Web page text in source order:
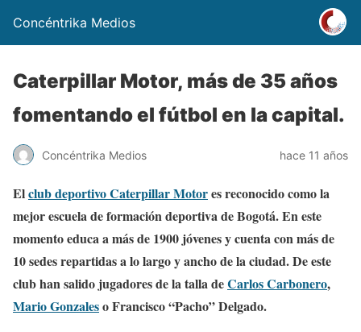
Concéntrika Medios
Caterpillar Motor, más de 35 años
fomentando el fútbol en la capital.
Concéntrika Medios hace 11 años
Elclub deportivo Caterpillar Motores reconocido como la
mejor escuela de formación deportiva de Bogotá. En este
momento educa a más de 1900 jóvenes y cuenta con más de
10 sedes repartidas a lo largo y ancho de la ciudad. De este
club han salido jugadores de la talla deCarlos Carbonero,
Mario Gonzaleso Francisco “Pacho” Delgado.